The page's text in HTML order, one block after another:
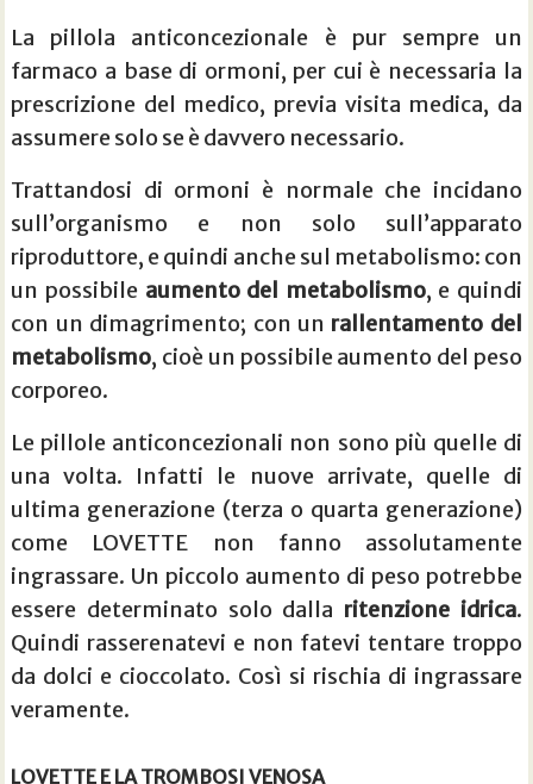
La pillola anticoncezionale è pur sempre un
farmaco a base di ormoni, per cui è necessaria la
prescrizione del medico, previa visita medica, da
assumere solo se è davvero necessario.
Trattandosi di ormoni è normale che incidano
sull’organismo e non solo sull’apparato
riproduttore, e quindi anche sul metabolismo: con
un possibile aumento del metabolismo, e quindi
con un dimagrimento; con un rallentamento del
metabolismo, cioè un possibile aumento del peso
corporeo.
Le pillole anticoncezionali non sono più quelle di
una volta. Infatti le nuove arrivate, quelle di
ultima generazione (terza o quarta generazione)
come LOVETTE non fanno assolutamente
ingrassare. Un piccolo aumento di peso potrebbe
essere determinato solo dalla ritenzione idrica.
Quindi rasserenatevi e non fatevi tentare troppo
da dolci e cioccolato. Così si rischia di ingrassare
veramente.
LOVETTE E LA TROMBOSI VENOSA